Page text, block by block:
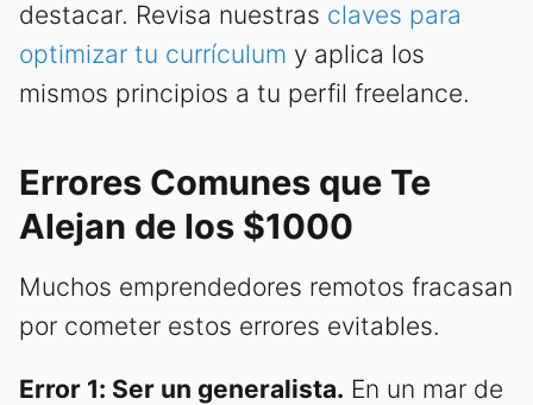
destacar. Revisa nuestras claves para
optimizar tu currículum y aplica los
mismos principios a tu perfil freelance.
Errores Comunes que Te
Alejan de los $1000
Muchos emprendedores remotos fracasan
por cometer estos errores evitables.
Error 1: Ser un generalista. En un mar de